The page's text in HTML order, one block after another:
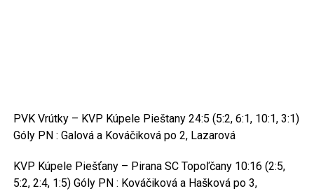
PVK Vrútky – KVP Kúpele Pieštany 24:5 (5:2, 6:1, 10:1, 3:1)
Góly PN : Galová a Kováčiková po 2, Lazarová
KVP Kúpele Piešťany – Pirana SC Topoľčany 10:16 (2:5,
5:2, 2:4, 1:5) Góly PN : Kováčiková a Hašková po 3,